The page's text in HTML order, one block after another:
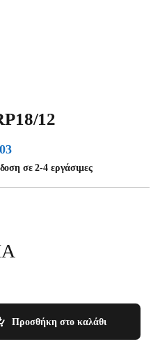
12
σε 2-4 εργάσιμες
Προσθήκη στο καλάθι